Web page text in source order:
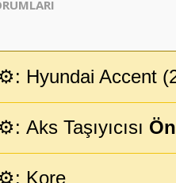
⚙️: Hyundai Accent
⚙️: Aks Taşıyıcısı
⚙️: Kore